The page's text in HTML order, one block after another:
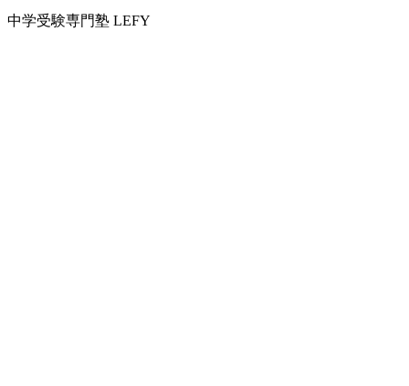
中学受験専門塾 LEFY